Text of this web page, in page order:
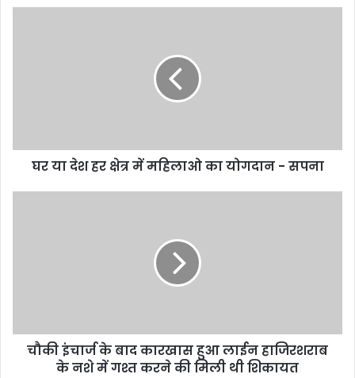
घर या देश हर क्षेत्र में महिलाओ का योगदान - सपना
चौकी इंचार्ज के बाद कारखास हुआ लाईन हाजिरशराब
के नशे में गश्त करने की मिली थी शिकायत